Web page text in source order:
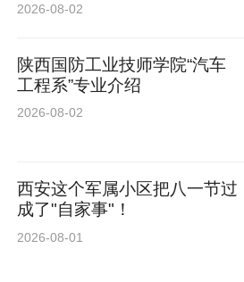
2026-08-02
陕西国防工业技师学院“汽车
工程系”专业介绍
2026-08-02
西安这个军属小区把八一节过
成了"自家事"！
2026-08-01